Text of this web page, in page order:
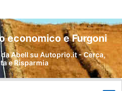
economico e Furgoni
Abell su Autoprio.it - Cerca,
e Risparmia